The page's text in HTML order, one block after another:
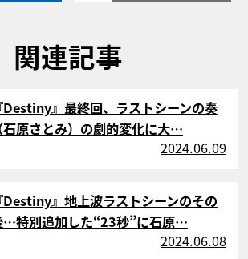
関連記事
イル
Destiny』最終回、ラストシーンの奏
石原さとみ）の劇的変化に大…
2024.06.09
Destiny』地上波ラストシーンのその
…特別追加した“23秒”に石原…
2024.06.08